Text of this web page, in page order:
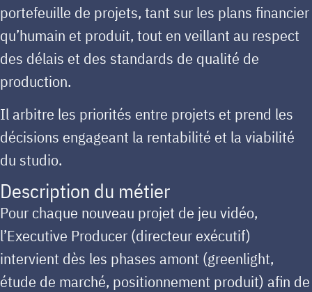
portefeuille de projets, tant sur les plans financier
qu’humain et produit, tout en veillant au respect
des délais et des standards de qualité de
production.
Il arbitre les priorités entre projets et prend les
décisions engageant la rentabilité et la viabilité
du studio.
Description du métier
Pour chaque nouveau projet de jeu vidéo,
l’Executive Producer (directeur exécutif)
intervient dès les phases amont (greenlight,
étude de marché, positionnement produit) afin de